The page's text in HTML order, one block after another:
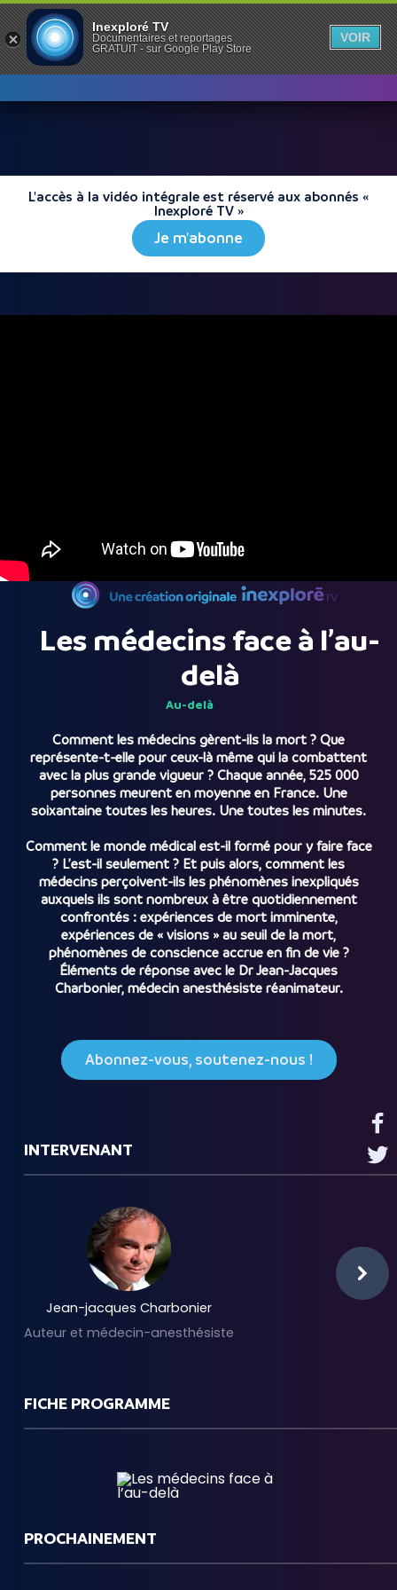
L'accès à la vidéo intégrale est réservé aux abonnés «
Inexploré TV »
Je m'abonne
Les médecins face à l’au-
delà
Au-delà
Comment les médecins gèrent-ils la mort ? Que
représente-t-elle pour ceux-là même qui la combattent
avec la plus grande vigueur ? Chaque année, 525 000
personnes meurent en moyenne en France. Une
soixantaine toutes les heures. Une toutes les minutes.
Comment le monde médical est-il formé pour y faire face
? L’est-il seulement ? Et puis alors, comment les
médecins perçoivent-ils les phénomènes inexpliqués
auxquels ils sont nombreux à être quotidiennement
confrontés : expériences de mort imminente,
expériences de « visions » au seuil de la mort,
phénomènes de conscience accrue en fin de vie ?
Éléments de réponse avec le Dr Jean-Jacques
Charbonier, médecin anesthésiste réanimateur.
Abonnez-vous, soutenez-nous !
INTERVENANT
Jean-jacques Charbonier
Auteur et médecin-anesthésiste
FICHE PROGRAMME
PROCHAINEMENT
Inexploré TV
Documentaires et reportages
GRATUIT - sur Google Play Store
VOIR